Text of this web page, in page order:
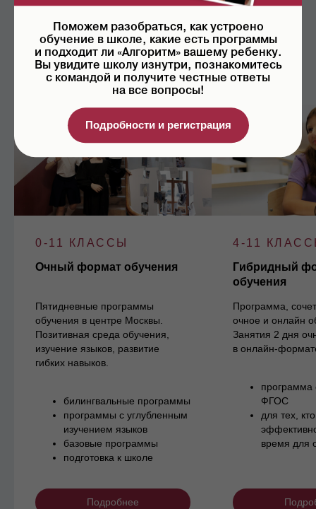
Поможем разобраться, как устроено
обучение в школе, какие есть программы
и подходит ли «Алгоритм» вашему ребенку.
Вы увидите школу изнутри, познакомитесь
с командой и получите честные ответы
на все вопросы!
Подробности и регистрация
Форматы
0-11 КЛАССЫ
Очный формат обучения
Пятидневные программы
обучения в центре Москвы.
Позитивная среда обучения,
изучение языков, развитие
гибких навыков.
билингвальные программы
программы с углубленным
изучением языков
базовые программы
подготовка к школе
Подробнее
4-11
Гибридный
обучения
Программа,
очное и онлайн
Занятия 2 дня
в онлайн-
программа
ФГОС
для тех,
время для